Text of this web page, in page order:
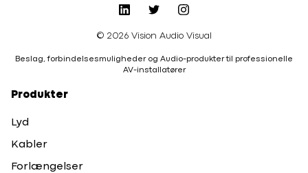
© 2026 Vision Audio Visual
Beslag, forbindelsesmuligheder og Audio-produkter til professionelle
AV-installatører
Produkter
Lyd
Kabler
Forlængelser